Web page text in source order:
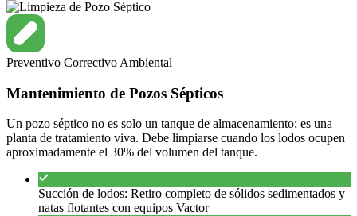
Preventivo Correctivo Ambiental
Mantenimiento de Pozos Sépticos
Un pozo séptico no es solo un tanque de almacenamiento; es una
planta de tratamiento viva. Debe limpiarse cuando los lodos ocupen
aproximadamente el 30% del volumen del tanque.
Succión de lodos: Retiro completo de sólidos sedimentados y
natas flotantes con equipos Vactor